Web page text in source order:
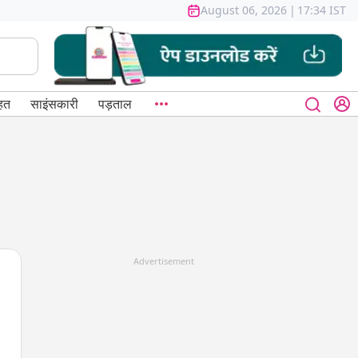
August 06, 2026 | 17:34 IST
साइंसकारी पड़ताल
Advertisement